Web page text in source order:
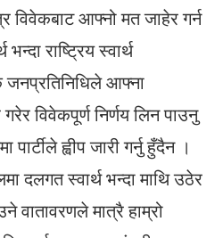
विवेकबाट आफ्नो मत जाहेर गर्न
राष्ट्रिय स्वार्थ
जनप्रतिनिधिले आफ्ना
विवेकपूर्ण निर्णय लिन पाउनु
पार्टीले ह्वीप जारी गर्नु हुँदैन ।
दलगत स्वार्थ भन्दा माथि उठेर
वातावरणले मात्रै हाम्रो